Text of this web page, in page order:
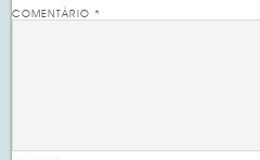
COMENTÁRIO*